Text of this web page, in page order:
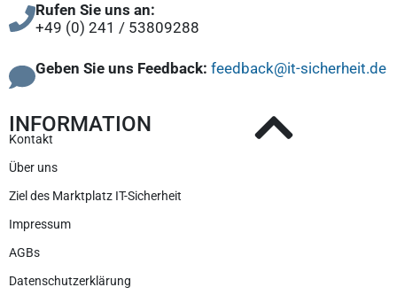
Rufen Sie uns an:
+49 (0) 241 / 53809288
Geben Sie uns Feedback: feedback@it-sicherheit.de
INFORMATION
Kontakt
Über uns
Ziel des Marktplatz IT-Sicherheit
Impressum
AGBs
Datenschutzerklärung